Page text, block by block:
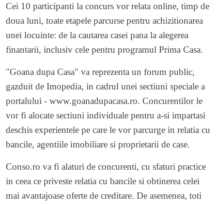
Cei 10 participanti la concurs vor relata online, timp de
doua luni, toate etapele parcurse pentru achizitionarea
unei locuinte: de la cautarea casei pana la alegerea
finantarii, inclusiv cele pentru programul Prima Casa.
"Goana dupa Casa" va reprezenta un forum public,
gazduit de Imopedia, in cadrul unei sectiuni speciale a
portalului - www.goanadupacasa.ro. Concurentilor le
vor fi alocate sectiuni individuale pentru a-si impartasi
deschis experientele pe care le vor parcurge in relatia cu
bancile, agentiile imobiliare si proprietarii de case.
Conso.ro va fi alaturi de concurenti, cu sfaturi practice
in ceea ce priveste relatia cu bancile si obtinerea celei
mai avantajoase oferte de creditare. De asemenea, toti